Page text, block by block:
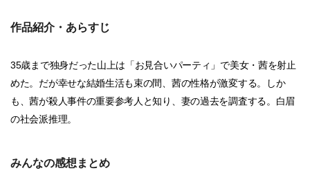
作品紹介・あらすじ
35歳まで独身だった山上は「お見合いパーティ」で美女・茜を射止
めた。だが幸せな結婚生活も束の間、茜の性格が激変する。しか
も、茜が殺人事件の重要参考人と知り、妻の過去を調査する。白眉
の社会派推理。
みんなの感想まとめ